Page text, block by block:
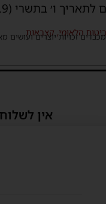
לתאריך ו׳ בתשרי (21.9).
הלאומי, קצבאות
זכויות יוצרים
אין